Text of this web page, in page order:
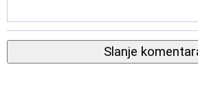
Slanje